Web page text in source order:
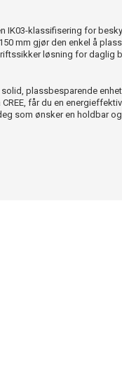
IK03-klassifisering for
mm gjør den enkel å
løsning for daglig
plassbesparende
får du en energieffektiv
som ønsker en holdbar og